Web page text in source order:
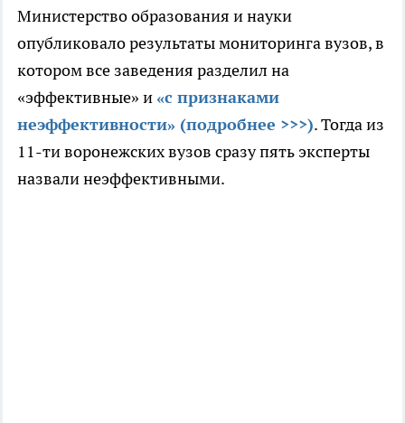
Министерство образования и науки
опубликовало результаты мониторинга вузов, в
котором все заведения разделил на
«эффективные» и «с признаками
неэффективности» (подробнее >>>). Тогда из
11-ти воронежских вузов сразу пять эксперты
назвали неэффективными.